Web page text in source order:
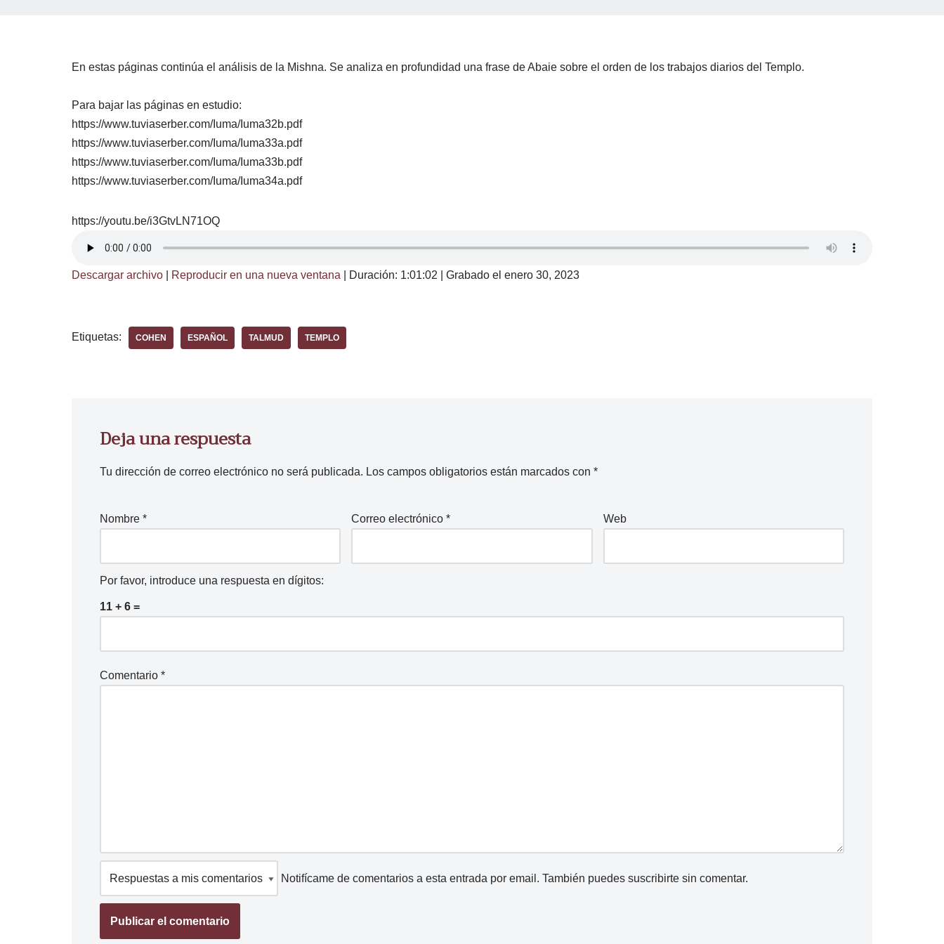
En estas páginas continúa el análisis de la Mishna. Se analiza en profundidad una frase de Abaie sobre el orden de los trabajos diarios del Templo.
Para bajar las páginas en estudio:
https://www.tuviaserber.com/Iuma/Iuma32b.pdf
https://www.tuviaserber.com/Iuma/Iuma33a.pdf
https://www.tuviaserber.com/Iuma/Iuma33b.pdf
https://www.tuviaserber.com/Iuma/Iuma34a.pdf
https://youtu.be/i3GtvLN71OQ
Descargar archivo Reproducir en una nueva ventana Duración: 1:01:02 Grabado el enero 30, 2023
Etiquetas: COHEN ESPAÑOL TALMUD TEMPLO
Deja una respuesta
Tu dirección de correo electrónico no será publicada. Los campos obligatorios están marcados con *
Nombre * Correo electrónico* Web
Por favor, introduce una respuesta en dígitos:
11 + 6 =
Comentario *
Notifícame de comentarios a esta entrada por email. También puedes suscribirte sin comentar.